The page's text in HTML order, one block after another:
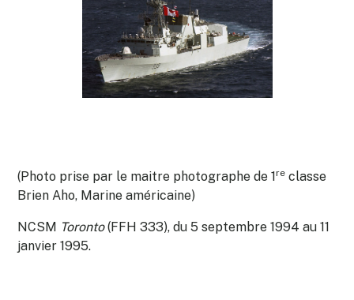
(Photo prise par le maitre photographe de 1re classe
Brien Aho, Marine américaine)
NCSM Toronto(FFH 333), du 5 septembre 1994 au 11
janvier 1995.